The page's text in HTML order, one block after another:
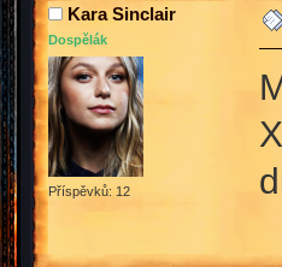
Kara Sinclair
Dospělák
Příspěvků: 12